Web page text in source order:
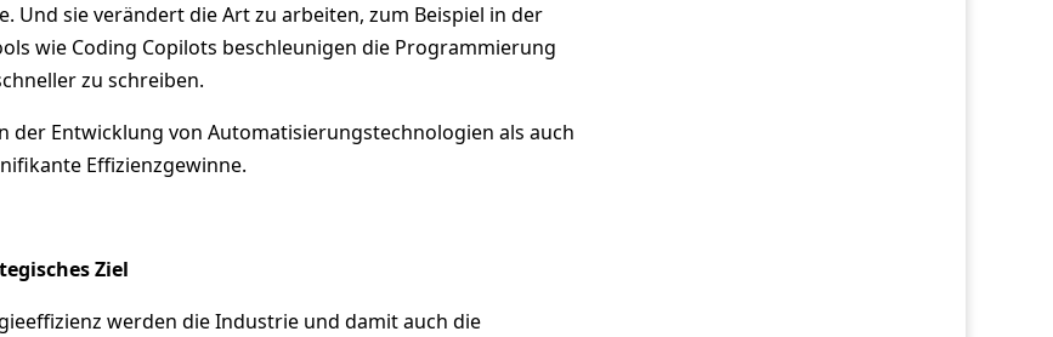
Und sie verändert die Art zu arbeiten, zum Beispiel in der
wie Coding Copilots beschleunigen die Programmierung
zu schreiben.
der Entwicklung von Automatisierungstechnologien als auch
Effizienzgewinne.
Ziel
werden die Industrie und damit auch die